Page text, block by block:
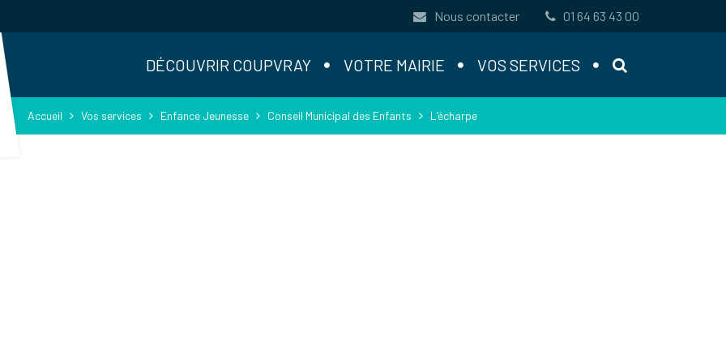
Nous contacter 01 64 63 43 00
DÉCOUVRIR COUPVRAY VOTRE MAIRIE VOS SERVICES
Accueil Vos services Enfance Jeunesse Conseil Municipal des Enfants L’écharpe